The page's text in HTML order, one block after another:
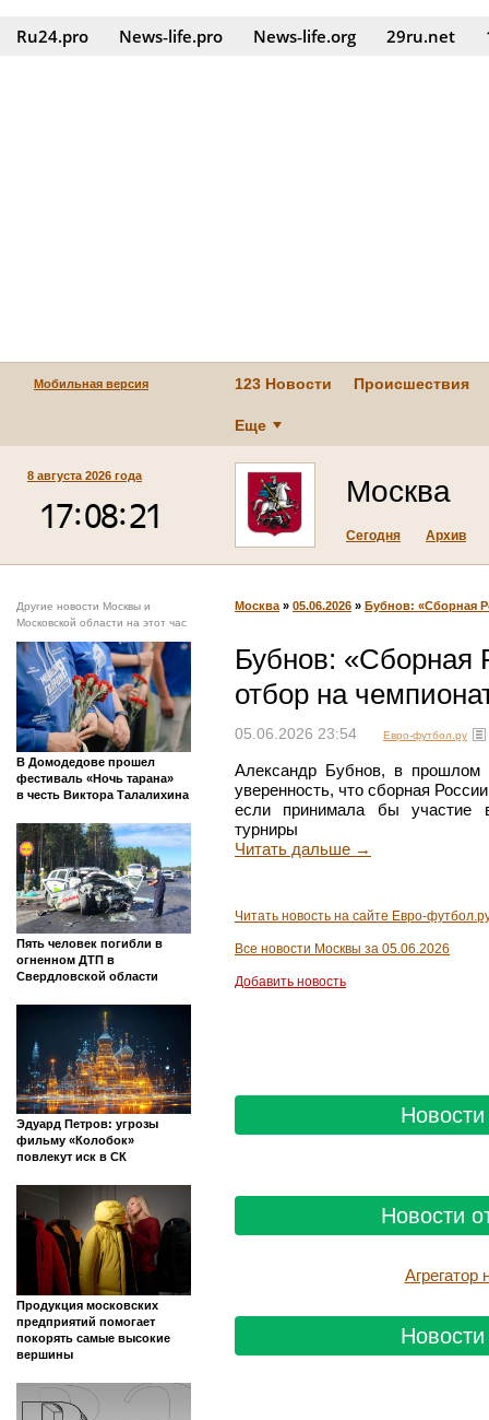
Ru24.pro News‑life.pro News‑life.org 29ru.net
Мобильная версия 123 Новости Происшествия
Еще
8 августа 2026 года Москва
Сегодня Архив
Другие новости Москвы и
Московской области на этот час
В Домодедове прошел
фестиваль «Ночь тарана»
в честь Виктора Талалихина
Пять человек погибли в
огненном ДТП в
Свердловской области
Эдуард Петров: угрозы
фильму «Колобок»
повлекут иск в СК
Продукция московских
предприятий помогает
покорять самые высокие
вершины
Москва » 05.06.2026 » Бубнов: «Сборная
Бубнов: «Сборная
отбор на
05.06.2026 23:54 Евро-футбол.ру
Александр Бубнов, в
уверенность, что сборная
если принимала бы участие
турниры
Читать дальше →
Читать новость на сайте Евро-
Все новости Москвы за 05.06.2026
Добавить новость
Новости